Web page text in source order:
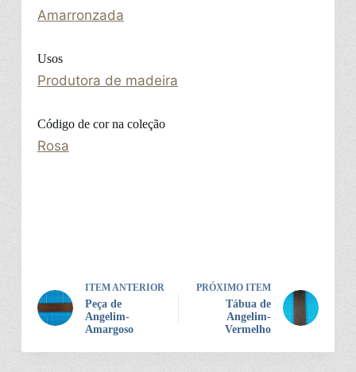
Amarronzada
Usos
Produtora de madeira
Código de cor na coleção
Rosa
ITEM ANTERIOR
Peça de
Angelim-
Amargoso
PRÓXIMO ITEM
Tábua de
Angelim-
Vermelho